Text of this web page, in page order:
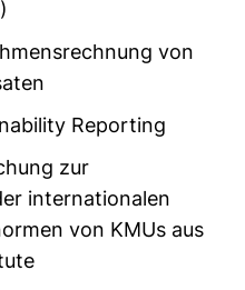
von
Reporting
zur
internationalen
von KMUs aus